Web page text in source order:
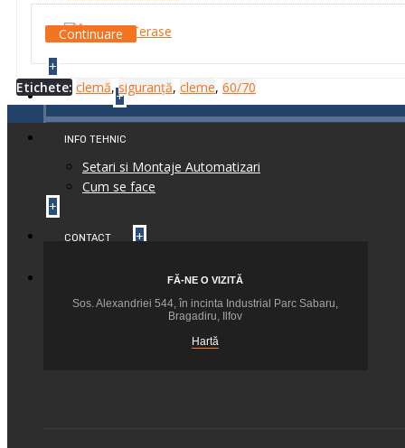
+
BLOG +
INFO TEHNIC
Setari si Montaje Automatizari
Cum se face
+
CONTACT +
Continuare
Etichete: clemă,siguranță, cleme, 60/70
FĂ-NE O VIZITĂ
Sos. Alexandriei 544, în incinta Industrial Parc Sabaru,
Bragadiru, Ilfov
Hartă